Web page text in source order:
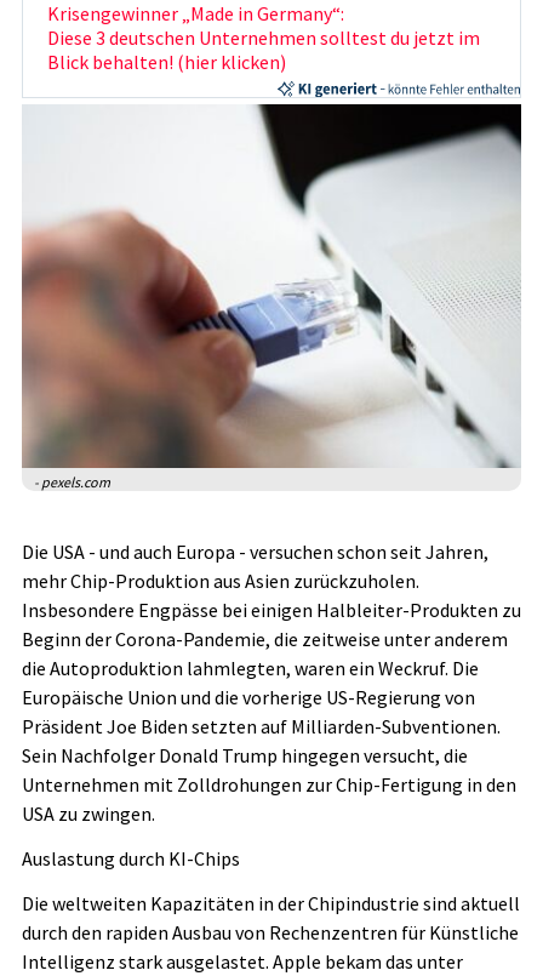
Krisengewinner „Made in Germany“:
Diese 3 deutschen Unternehmen solltest du jetzt im
Blick behalten! (hier klicken)
- pexels.com
Die USA - und auch Europa - versuchen schon seit Jahren,
mehr Chip-Produktion aus Asien zurückzuholen.
Insbesondere Engpässe bei einigen Halbleiter-Produkten zu
Beginn der Corona-Pandemie, die zeitweise unter anderem
die Autoproduktion lahmlegten, waren ein Weckruf. Die
Europäische Union und die vorherige US-Regierung von
Präsident Joe Biden setzten auf Milliarden-Subventionen.
Sein Nachfolger Donald Trump hingegen versucht, die
Unternehmen mit Zolldrohungen zur Chip-Fertigung in den
USA zu zwingen.
Auslastung durch KI-Chips
Die weltweiten Kapazitäten in der Chipindustrie sind aktuell
durch den rapiden Ausbau von Rechenzentren für Künstliche
Intelligenz stark ausgelastet. Apple bekam das unter